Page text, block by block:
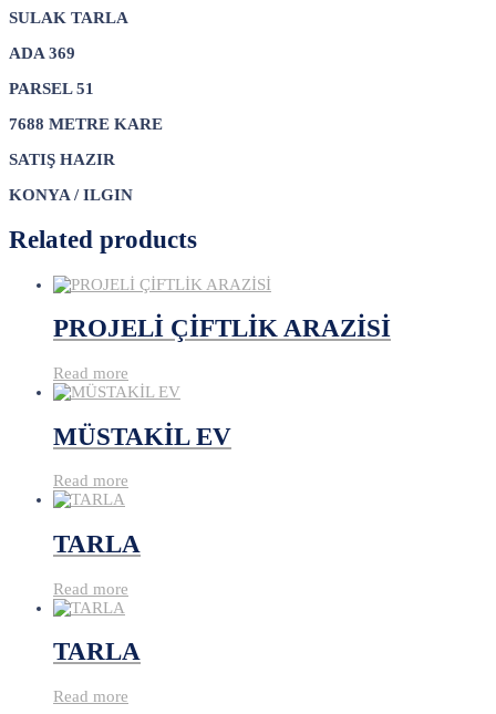
SULAK TARLA
ADA 369
PARSEL 51
7688 METRE KARE
SATIŞ HAZIR
KONYA / ILGIN
Related products
PROJELİ ÇİFTLİK ARAZİSİ
Read more
MÜSTAKİL EV
Read more
TARLA
Read more
TARLA
Read more